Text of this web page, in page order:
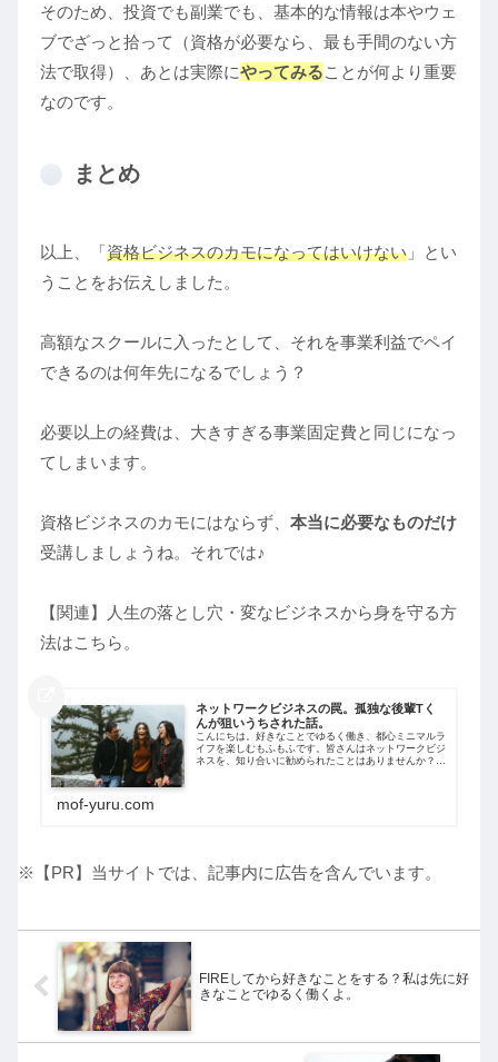
そのため、投資でも副業でも、基本的な情報は本やウェ
ブでざっと拾って（資格が必要なら、最も手間のない方
法で取得）、あとは実際にやってみることが何より重要
なのです。
まとめ
以上、「資格ビジネスのカモになってはいけない 」とい
うことをお伝えしました。
高額なスクールに入ったとして、それを事業利益でペイ
できるのは何年先になるでしょう？
必要以上の経費は、大きすぎる事業固定費と同じになっ
てしまいます。
資格ビジネスのカモにはならず、 本当に必要なものだけ
受講しましょうね。それでは♪
【関連】人生の落とし穴・変なビジネスから身を守る方
法はこちら。
ネットワークビジネスの罠。孤独な後輩Tく
んが狙いうちされた話。
こんにちは。好きなことでゆるく働き、都心ミニマルラ
イフを楽しむもふもふです。皆さんはネットワークビジ
ネスを、知り合いに勧められたことはありませんか？今
mof-yuru.com
※【PR】当サイトでは、記事内に広告を含んでいます。
FIREしてから好きなことをする？私は先に好
きなことでゆるく働くよ。